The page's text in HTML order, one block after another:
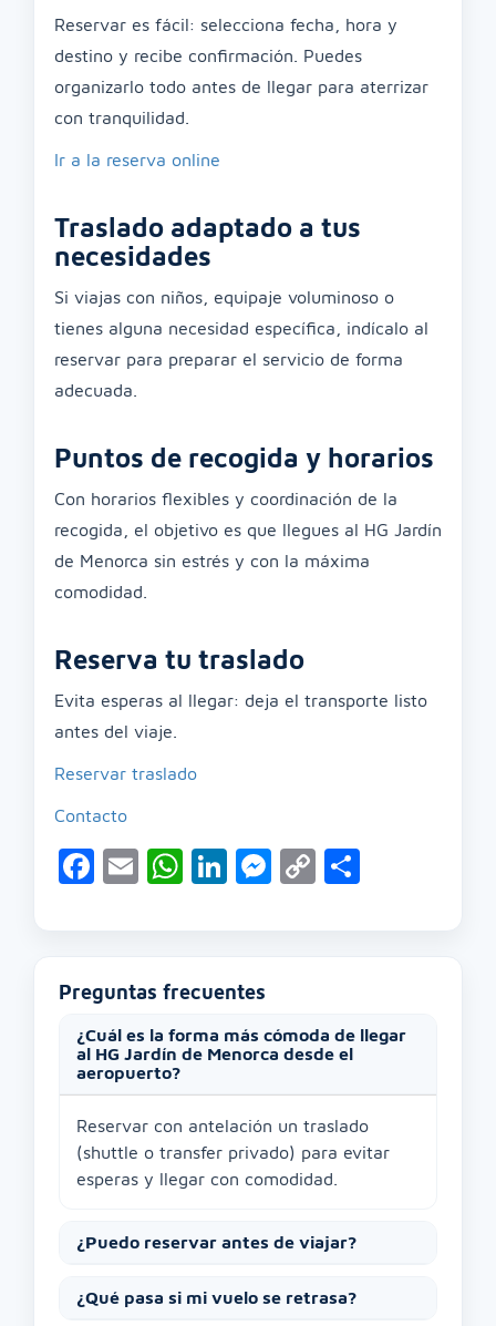
Reservar es fácil: selecciona fecha, hora y
destino y recibe confirmación. Puedes
organizarlo todo antes de llegar para aterrizar
con tranquilidad.
Ir a la reserva online
Traslado adaptado a tus
necesidades
Si viajas con niños, equipaje voluminoso o
tienes alguna necesidad específica, indícalo al
reservar para preparar el servicio de forma
adecuada.
Puntos de recogida y horarios
Con horarios flexibles y coordinación de la
recogida, el objetivo es que llegues al HG Jardín
de Menorca sin estrés y con la máxima
comodidad.
Reserva tu traslado
Evita esperas al llegar: deja el transporte listo
antes del viaje.
Reservar traslado
Contacto
Facebook
EmailWhatsApp
LinkedIn
Messenger
Copy
Preguntas frecuentes
¿Cuál es la forma más cómoda de llegar
al HG Jardín de Menorca desde el
aeropuerto?
Reservar con antelación un traslado
(shuttle o transfer privado) para evitar
esperas y llegar con comodidad.
¿Puedo reservar antes de viajar?
¿Qué pasa si mi vuelo se retrasa?